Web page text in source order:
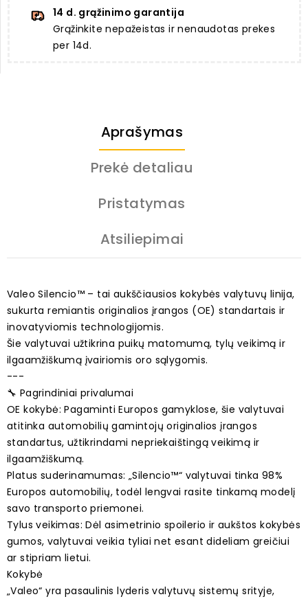
14 d. grąžinimo garantija
Grąžinkite nepažeistas ir nenaudotas prekes
per 14d.
Aprašymas
Prekė detaliau
Pristatymas
Atsiliepimai
Valeo Silencio™ – tai aukščiausios kokybės valytuvų linija,
sukurta remiantis originalios įrangos (OE) standartais ir
inovatyviomis technologijomis.
Šie valytuvai užtikrina puikų matomumą, tylų veikimą ir
ilgaamžiškumą įvairiomis oro sąlygomis.
---
🔧 Pagrindiniai privalumai
OE kokybė: Pagaminti Europos gamyklose, šie valytuvai
atitinka automobilių gamintojų originalios įrangos
standartus, užtikrindami nepriekaištingą veikimą ir
ilgaamžiškumą.
Platus suderinamumas: „Silencio™“ valytuvai tinka 98%
Europos automobilių, todėl lengvai rasite tinkamą modelį
savo transporto priemonei.
Tylus veikimas: Dėl asimetrinio spoilerio ir aukštos kokybės
gumos, valytuvai veikia tyliai net esant dideliam greičiui
ar stipriam lietui.
Kokybė
„Valeo“ yra pasaulinis lyderis valytuvų sistemų srityje,